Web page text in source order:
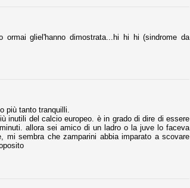
gliel'hanno dimostrata...hi hi hi (sindrome da
più tanto tranquilli.
inutili del calcio europeo. è in grado di dire di essere
allora sei amico di un ladro o la juve lo faceva
sembra che zamparini abbia imparato a scovare
19 competizioni